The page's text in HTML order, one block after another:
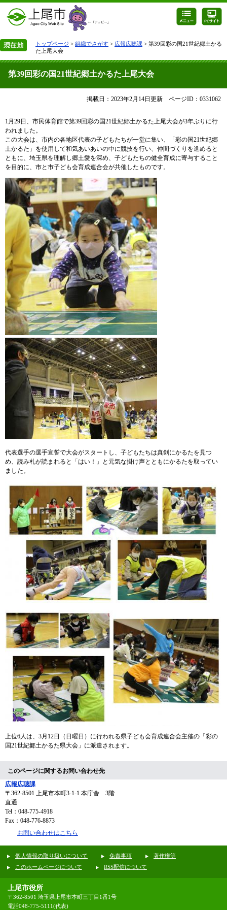
トップページ > 組織でさがす > 広報広聴課 > 第39回彩の国21世紀郷土かる
た上尾大会
第39回彩の国21世紀郷土かるた上尾大会
掲載日：2023年2月14日更新 ページID：0331062
1月29日、市民体育館で第39回彩の国21世紀郷土かるた上尾大会が3年ぶりに行
われました。
この大会は、市内の各地区代表の子どもたちが一堂に集い、「彩の国21世紀郷
土かるた」を使用して和気あいあいの中に競技を行い、仲間づくりを進めると
ともに、埼玉県を理解し郷土愛を深め、子どもたちの健全育成に寄与すること
を目的に、市と市子ども会育成連合会が共催したものです。​
代表選手の選手宣誓で大会がスタートし、子どもたちは真剣にかるたを見つ
め、読み札が読まれると「はい！」と元気な掛け声とともにかるたを取ってい
ました。
上位6人は、3月12日（日曜日）に行われる県子ども会育成連合会主催の「彩の
国21世紀郷土かるた県大会」に派遣されます。​
このページに関するお問い合わせ先
広報広聴課
〒362-8501
上尾市本町3-1-1 本庁舎 3階
直通
Tel：048-775-4918
Fax：048-776-8873
お問い合わせはこちら
個人情報の取り扱いについて 免責事項
著作権等
このホームページについて
RSS配信について
上尾市役所
〒362-8501 埼玉県上尾市本町三丁目1番1号
電話048-775-5111(代表)